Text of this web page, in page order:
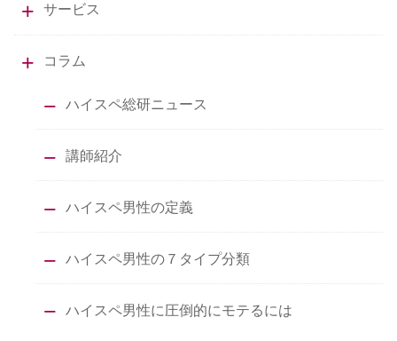
サービス
コラム
ハイスペ総研ニュース
講師紹介
ハイスペ男性の定義
ハイスペ男性の７タイプ分類
ハイスペ男性に圧倒的にモテるには